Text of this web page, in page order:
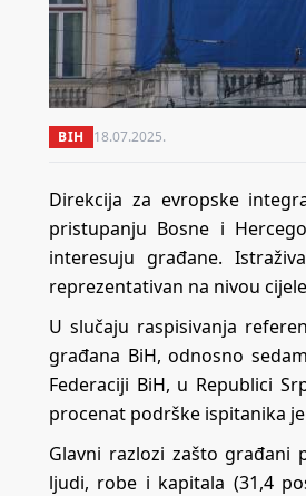
BIH 18.07.2025.
Direkcija za evropske
pristupanju Bosne i
interesuju građane.
reprezentativan na nivou
U slučaju raspisivanja
građana BiH, odnosno
Federaciji BiH, u Republici
procenat podrške ispitanika
Glavni razlozi zašto građani
ljudi, robe i kapitala (31,4